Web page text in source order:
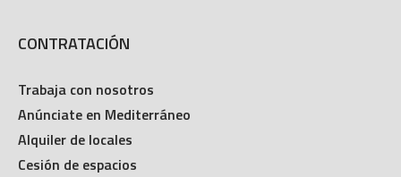
CONTRATACIÓN
Trabaja con nosotros
Anúnciate en Mediterráneo
Alquiler de locales
Cesión de espacios